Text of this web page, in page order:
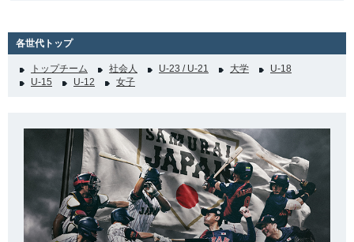
各世代トップ
トップチーム 社会人 U-23 / U-21 大学
U-18
U-15
U-12 女子